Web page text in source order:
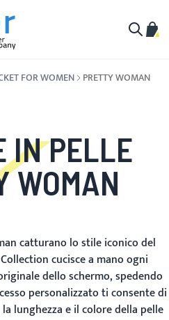
FOR WOMEN PRETTY WOMAN
IN PELLE
WOMAN
catturano lo stile iconico del
cucisce a mano ogni
dello schermo, spedendo
personalizzato ti consente di
lunghezza e il colore della pelle